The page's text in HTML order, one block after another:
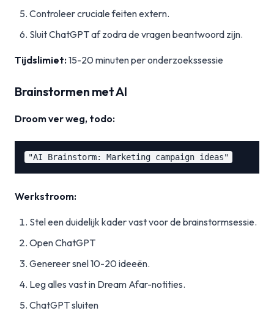
Controleer cruciale feiten extern.
Sluit ChatGPT af zodra de vragen beantwoord zijn.
Tijdslimiet:15-20 minuten per onderzoekssessie
Brainstormen met AI
Droom ver weg, todo:
Werkstroom:
Stel een duidelijk kader vast voor de brainstormsessie.
Open ChatGPT
Genereer snel 10-20 ideeën.
Leg alles vast in Dream Afar-notities.
ChatGPT sluiten